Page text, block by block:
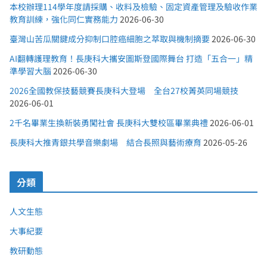
本校辦理114學年度請採購、收料及檢驗、固定資產管理及驗收作業
教育訓練，強化同仁實務能力 2026-06-30
臺灣山苦瓜關鍵成分抑制口腔癌細胞之萃取與機制摘要2026-06-30
AI翻轉護理教育！長庚科大攜安圖斯登國際舞台 打造「五合一」精
準學習大腦 2026-06-30
2026全國教保技藝競賽長庚科大登場 全台27校菁英同場競技
2026-06-01
2千名畢業生換新裝勇闖社會 長庚科大雙校區畢業典禮2026-06-01
長庚科大推青銀共學音樂劇場 結合長照與藝術療育 2026-05-26
分類
人文生態
大事紀要
教研動態